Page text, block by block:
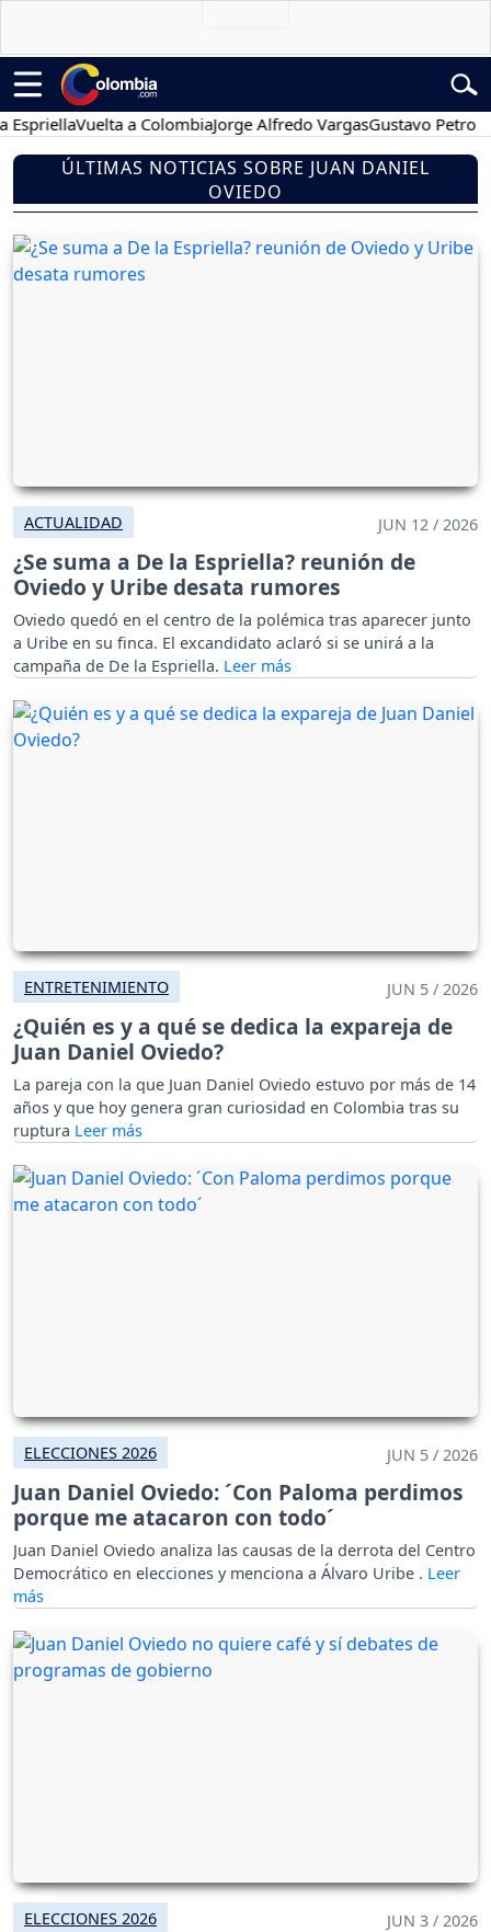
Vuelta a ColombiaJorge Alfredo VargasGustavo Petro
ÚLTIMAS NOTICIAS SOBRE JUAN DANIEL
OVIEDO
ACTUALIDAD JUN 12 / 2026
¿Se suma a De la Espriella? reunión de
Oviedo y Uribe desata rumores
Oviedo quedó en el centro de la polémica tras aparecer junto
a Uribe en su finca. El excandidato aclaró si se unirá a la
campaña de De la Espriella.
ENTRETENIMIENTO JUN 5 / 2026
¿Quién es y a qué se dedica la expareja de
Juan Daniel Oviedo?
La pareja con la que Juan Daniel Oviedo estuvo por más de 14
años y que hoy genera gran curiosidad en Colombia tras su
ruptura
ELECCIONES 2026 JUN 5 / 2026
Juan Daniel Oviedo: ´Con Paloma perdimos
porque me atacaron con todo´
Juan Daniel Oviedo analiza las causas de la derrota del Centro
Democrático en elecciones y menciona a Álvaro Uribe .
ELECCIONES 2026 JUN 3 / 2026